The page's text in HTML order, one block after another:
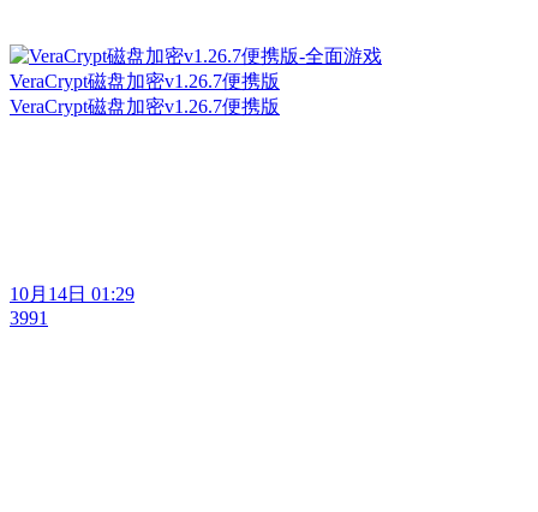
VeraCrypt磁盘加密v1.26.7便携版
VeraCrypt磁盘加密v1.26.7便携版
10月14日 01:29
3991